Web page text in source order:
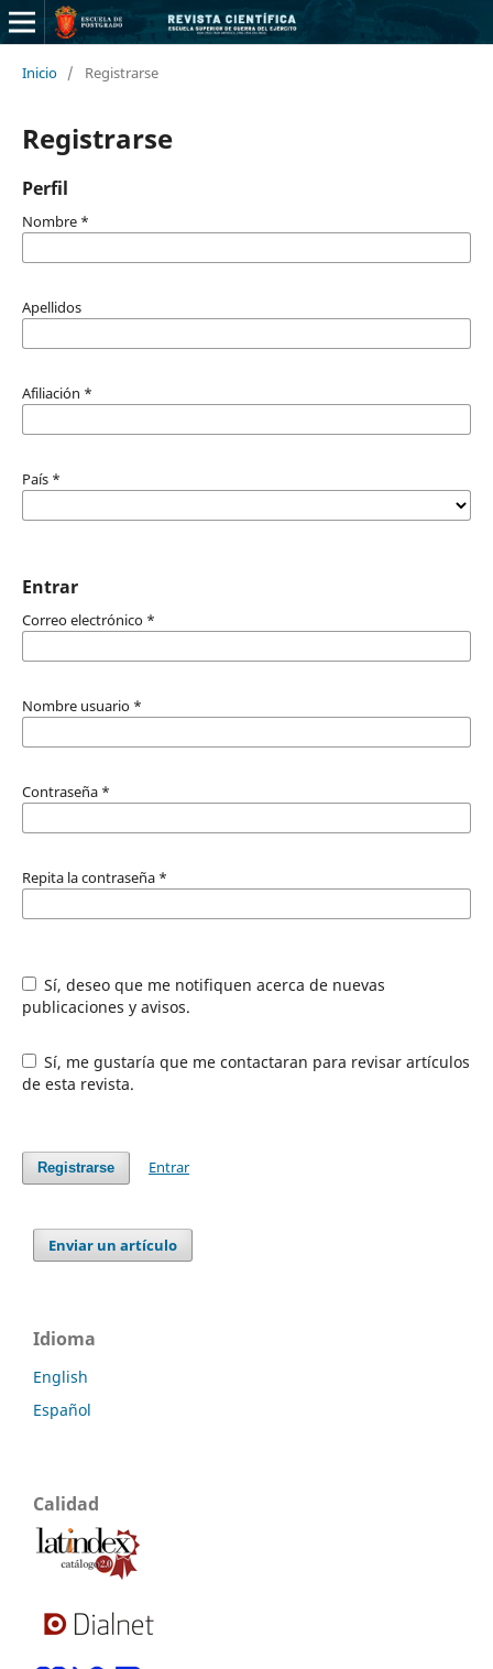
Inicio / Registrarse
Registrarse
Perfil
Nombre *
Apellidos
Afiliación *
País *
Entrar
Correo electrónico *
Nombre usuario *
Contraseña *
Repita la contraseña *
Sí, deseo que me notifiquen acerca de nuevas
publicaciones y avisos.
Sí, me gustaría que me contactaran para revisar artículos
de esta revista.
Registrarse Entrar
Enviar un artículo
Idioma
English
Español
Calidad